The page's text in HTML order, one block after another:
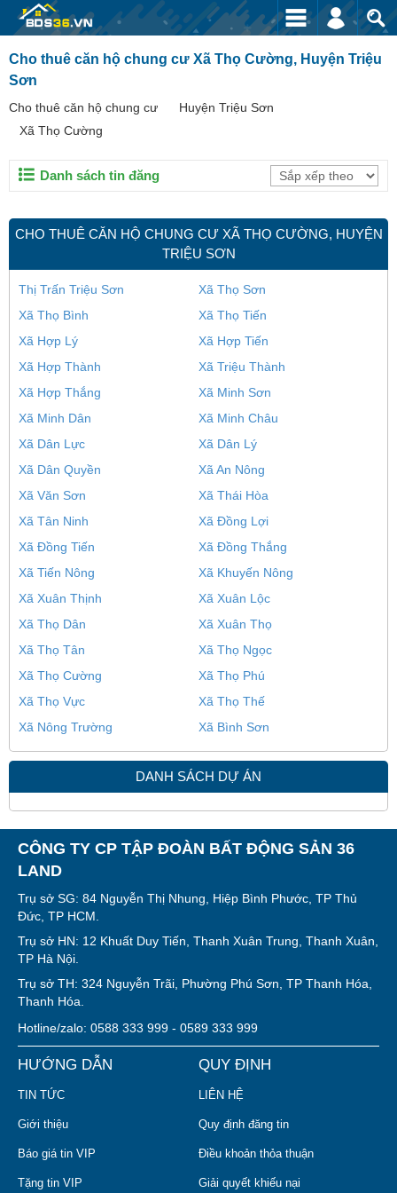
Cho thuê căn hộ chung cư Xã Thọ Cường, Huyện Triệu
Sơn
Cho thuê căn hộ chung cư
Huyện Triệu Sơn
Xã Thọ Cường
Danh sách tin đăng
CHO THUÊ CĂN HỘ CHUNG CƯ XÃ THỌ CƯỜNG, HUYỆN
TRIỆU SƠN
Thị Trấn Triệu Sơn
Xã Thọ Sơn
Xã Thọ Bình
Xã Thọ Tiến
Xã Hợp Lý
Xã Hợp Tiến
Xã Hợp Thành
Xã Triệu Thành
Xã Hợp Thắng
Xã Minh Sơn
Xã Minh Dân
Xã Minh Châu
Xã Dân Lực
Xã Dân Lý
Xã Dân Quyền
Xã An Nông
Xã Văn Sơn
Xã Thái Hòa
Xã Tân Ninh
Xã Đồng Lợi
Xã Đồng Tiến
Xã Đồng Thắng
Xã Tiến Nông
Xã Khuyến Nông
Xã Xuân Thịnh
Xã Xuân Lộc
Xã Thọ Dân
Xã Xuân Thọ
Xã Thọ Tân
Xã Thọ Ngọc
Xã Thọ Cường
Xã Thọ Phú
Xã Thọ Vực
Xã Thọ Thế
Xã Nông Trường
Xã Bình Sơn
DANH SÁCH DỰ ÁN
CÔNG TY CP TẬP ĐOÀN BẤT ĐỘNG SẢN 36
LAND
Trụ sở SG: 84 Nguyễn Thị Nhung, Hiệp Bình Phước, TP Thủ
Đức, TP HCM.
Trụ sở HN: 12 Khuất Duy Tiến, Thanh Xuân Trung, Thanh Xuân,
TP Hà Nội.
Trụ sở TH: 324 Nguyễn Trãi, Phường Phú Sơn, TP Thanh Hóa,
Thanh Hóa.
Hotline/zalo: 0588 333 999 - 0589 333 999
HƯỚNG DẪN
TIN TỨC
Giới thiệu
Báo giá tin VIP
Tặng tin VIP
QUY ĐỊNH
LIÊN HỆ
Quy định đăng tin
Điều khoản thỏa thuận
Giải quyết khiếu nại